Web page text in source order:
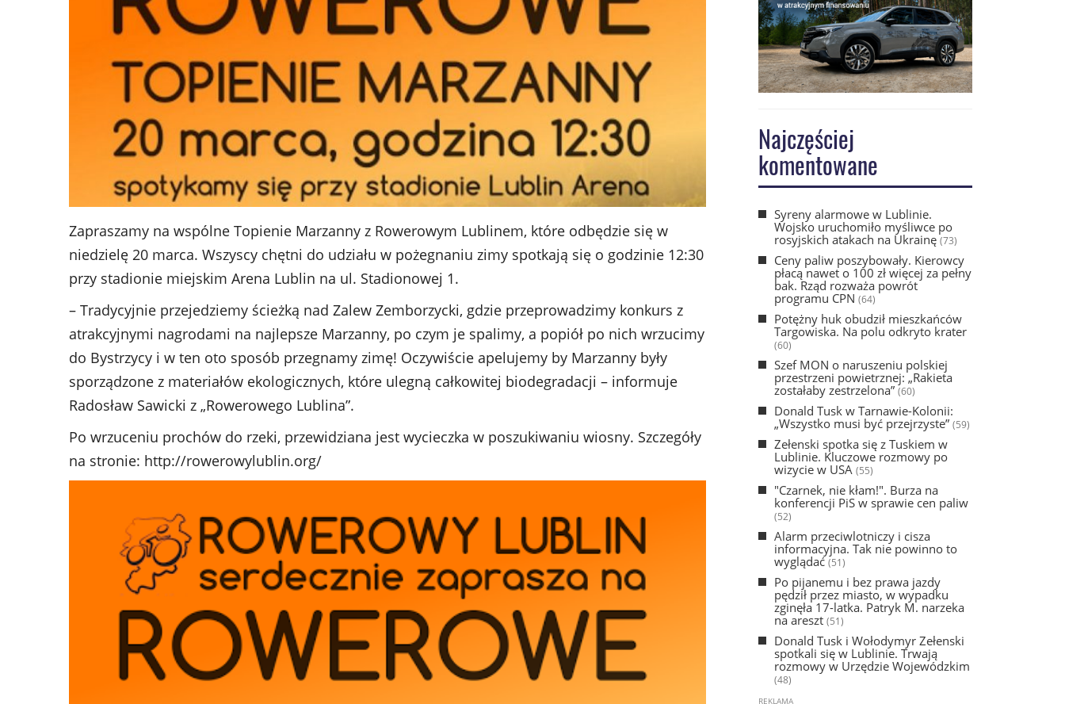
Zapraszamy na wspólne Topienie Marzanny z Rowerowym Lublinem, które odbędzie się w
niedzielę 20 marca. Wszyscy chętni do udziału w pożegnaniu zimy spotkają się o godzinie 12:30
przy stadionie miejskim Arena Lublin na ul. Stadionowej 1.
– Tradycyjnie przejedziemy ścieżką nad Zalew Zemborzycki, gdzie przeprowadzimy konkurs z
atrakcyjnymi nagrodami na najlepsze Marzanny, po czym je spalimy, a popiół po nich wrzucimy
do Bystrzycy i w ten oto sposób przegnamy zimę! Oczywiście apelujemy by Marzanny były
sporządzone z materiałów ekologicznych, które ulegną całkowitej biodegradacji – informuje
Radosław Sawicki z „Rowerowego Lublina”.
Po wrzuceniu prochów do rzeki, przewidziana jest wycieczka w poszukiwaniu wiosny. Szczegóły
na stronie: http://rowerowylublin.org/
Najczęściej
komentowane
Syreny alarmowe w Lublinie.
Wojsko uruchomiło myśliwce po
rosyjskich atakach na Ukrainę(73)
Ceny paliw poszybowały. Kierowcy
płacą nawet o 100 zł więcej za pełny
bak. Rząd rozważa powrót
programu CPN (64)
Potężny huk obudził mieszkańców
Targowiska. Na polu odkryto krater
(60)
Szef MON o naruszeniu polskiej
przestrzeni powietrznej: „Rakieta
zostałaby zestrzelona” (60)
Donald Tusk w Tarnawie-Kolonii:
„Wszystko musi być przejrzyste” (59)
Zełenski spotka się z Tuskiem w
Lublinie. Kluczowe rozmowy po
wizycie w USA (55)
"Czarnek, nie kłam!". Burza na
konferencji PiS w sprawie cen paliw
(52)
Alarm przeciwlotniczy i cisza
informacyjna. Tak nie powinno to
wyglądać(51)
Po pijanemu i bez prawa jazdy
pędził przez miasto, w wypadku
zginęła 17-latka. Patryk M. narzeka
na areszt (51)
Donald Tusk i Wołodymyr Zełenski
spotkali się w Lublinie. Trwają
rozmowy w Urzędzie Wojewódzkim
(48)